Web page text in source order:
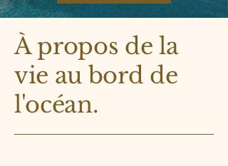
À propos de la
vie au bord de
l'océan.